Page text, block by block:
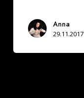
Anna
29.11.2017